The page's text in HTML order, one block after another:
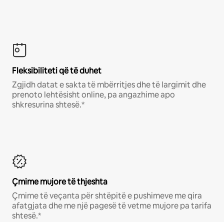
Fleksibiliteti që të duhet
Zgjidh datat e sakta të mbërritjes dhe të largimit dhe
prenoto lehtësisht online, pa angazhime apo
shkresurina shtesë.*
Çmime mujore të thjeshta
Çmime të veçanta për shtëpitë e pushimeve me qira
afatgjata dhe me një pagesë të vetme mujore pa tarifa
shtesë.*